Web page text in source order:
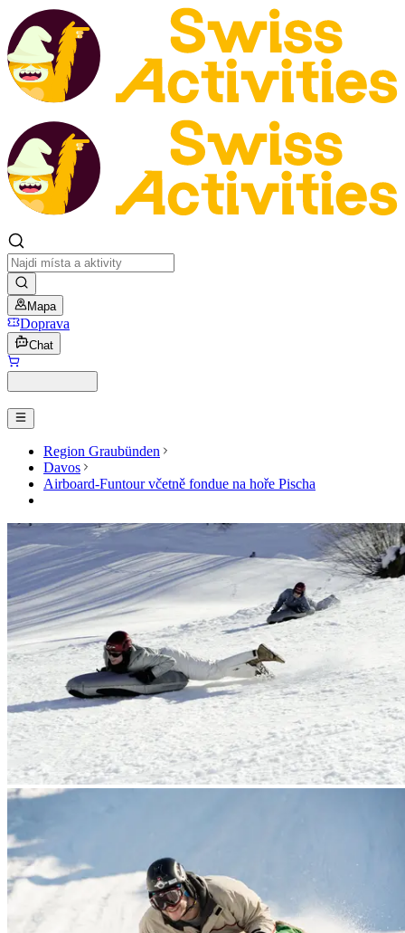
Mapa
Doprava
Chat
Region Graubünden
Davos
Airboard-Funtour včetně fondue na hoře Pischa